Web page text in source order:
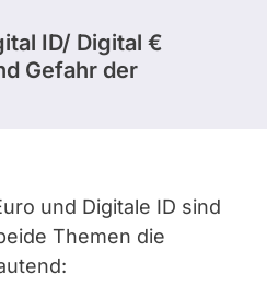
ID/ Digital €
Gefahr der
und Digitale ID sind
Themen die